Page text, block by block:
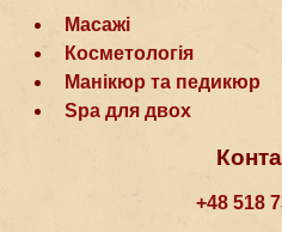
Масажі
Косметологія
Манікюр та педикюр
Spa для двох
+48 518